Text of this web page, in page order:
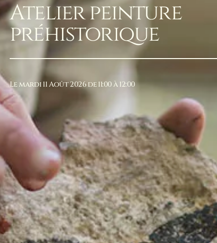
Atelier peinture
préhistorique
Le mardi 11 Août 2026 de 11:00 à 12:00